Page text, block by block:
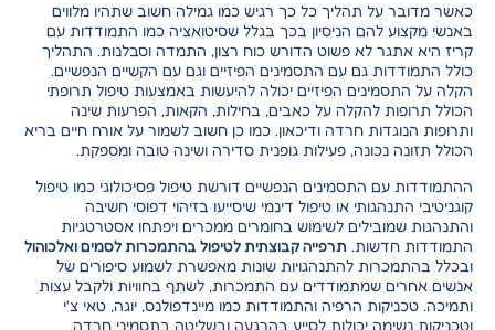
כאשר מדובר על תהליך כל כך רגיש כמו גמילה חשוב שתהיו מלווים
באנשי מקצוע להם הניסיון בכך בגלל שסיטואציה כמו התמודדות עם
קריז היא אתגר לא פשוט הדורש כוח רצון, התמדה וסבלנות. התהליך
כולל התמודדות גם עם התסמינים הפיזיים וגם עם הקשיים הנפשיים.
הקלה על התסמינים הפיזיים יכולה להיעשות באמצעות טיפול תרופתי
הכולל תרופות להקלה על כאבים, בחילות, הקאות, הפרעות שינה
ותרופות הנוגדות חרדה ודיכאון. כמו כן חשוב לשמור על אורח חיים בריא
הכולל תזונה נכונה, פעילות גופנית סדירה ושינה טובה ומספקת.
ההתמודדות עם התסמינים הנפשיים דורשת טיפול פסיכולוגי כמו טיפול
קוגניטיבי התנהגותי או טיפול דינמי שיסייעו בזיהוי דפוסי חשיבה
והתנהגות שמובילים לשימוש בחומרים ממכרים ויפתחו אסטרטגיות
התמודדות חדשות. תרפייה קבוצתית לטיפול בהתמכרות לסמים ואלכוהול
ובכלל בהתמכרות להתנהגויות שונות מאפשרת לשמוע סיפורים של
אנשים אחרים שמתמודדים עם התמכרות, לשתף בחוויות ולקבל עצות
ותמיכה. טכניקות הרפיה והתמודדות כמו מיינדפולנס, יוגה, טאי צ'י
וטכניקות נשימה יכולות לסייע בהרגעה ובשליטה בתסמיני חרדה.